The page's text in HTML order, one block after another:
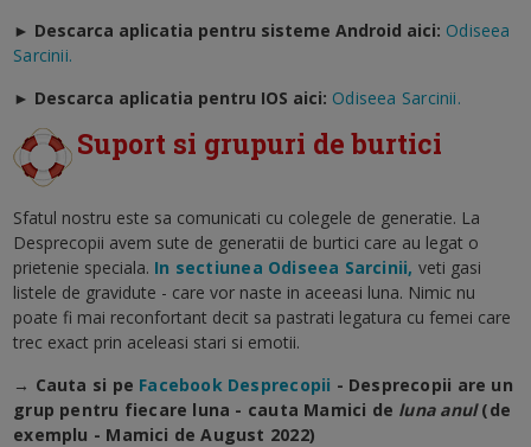
► Descarca aplicatia pentru sisteme Android aici: Odiseea
Sarcinii.
► Descarca aplicatia pentru IOS aici: Odiseea Sarcinii.
Suport si grupuri de burtici
Sfatul nostru este sa comunicati cu colegele de generatie. La
Desprecopii avem sute de generatii de burtici care au legat o
prietenie speciala. In sectiunea Odiseea Sarcinii, veti gasi
listele de gravidute - care vor naste in aceeasi luna. Nimic nu
poate fi mai reconfortant decit sa pastrati legatura cu femei care
trec exact prin aceleasi stari si emotii.
→ Cauta si pe Facebook Desprecopii - Desprecopii are un
grup pentru fiecare luna - cauta Mamici de luna anul (de
exemplu - Mamici de August 2022)